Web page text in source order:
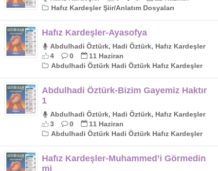
Hafız Kardeşler Şiir/Anlatım Dosyaları
Hafız Kardeşler-Ayasofya
Abdulhadi Öztürk, Hadi Öztürk, Hafız Kardeşler
4
0
11 Haziran
Abdulhadi Öztürk Hadi Öztürk Hafız Kardeşler
Abdulhadi Öztürk-Bizim Gayemiz Haktır
1
Abdulhadi Öztürk, Hadi Öztürk, Hafız Kardeşler
3
0
11 Haziran
Abdulhadi Öztürk Hadi Öztürk Hafız Kardeşler
Hafız Kardeşler-Muhammed’i Görmedin
mi